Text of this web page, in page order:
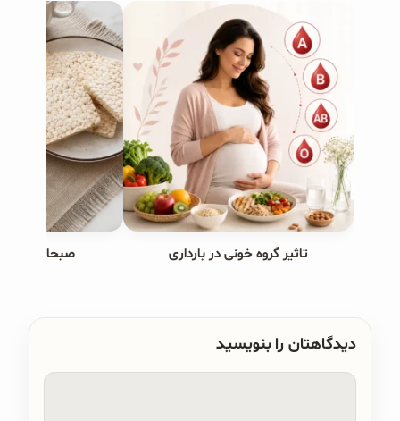
تاثیر گروه خونی در بارداری صبحانه های
دیدگاهتان را بنویسید